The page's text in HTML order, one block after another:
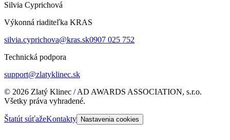
Silvia Cyprichová
Výkonná riaditeľka KRAS
silvia.cyprichova@kras.sk0907 025 752
Technická podpora
support@zlatyklinec.sk
© 2026 Zlatý Klinec / AD AWARDS ASSOCIATION, s.r.o.
Všetky práva vyhradené.
Štatút súťažeKontakty Nastavenia cookies